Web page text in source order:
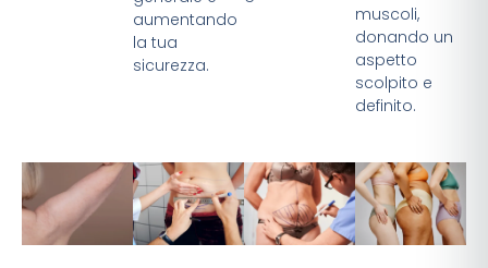
aumentando
la tua
sicurezza.
muscoli,
donando un
aspetto
scolpito e
definito.